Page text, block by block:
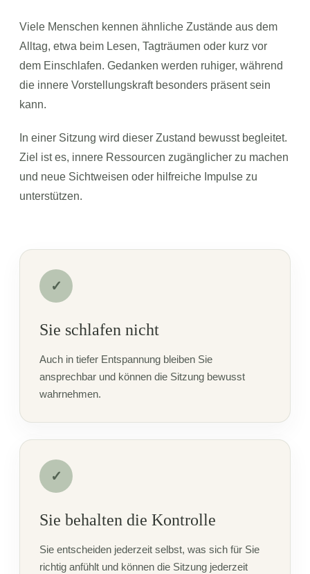
Viele Menschen kennen ähnliche Zustände aus dem
Alltag, etwa beim Lesen, Tagträumen oder kurz vor
dem Einschlafen. Gedanken werden ruhiger, während
die innere Vorstellungskraft besonders präsent sein
kann.
In einer Sitzung wird dieser Zustand bewusst begleitet.
Ziel ist es, innere Ressourcen zugänglicher zu machen
und neue Sichtweisen oder hilfreiche Impulse zu
unterstützen.
✓
Sie schlafen nicht
Auch in tiefer Entspannung bleiben Sie
ansprechbar und können die Sitzung bewusst
wahrnehmen.
✓
Sie behalten die Kontrolle
Sie entscheiden jederzeit selbst, was sich für Sie
richtig anfühlt und können die Sitzung jederzeit